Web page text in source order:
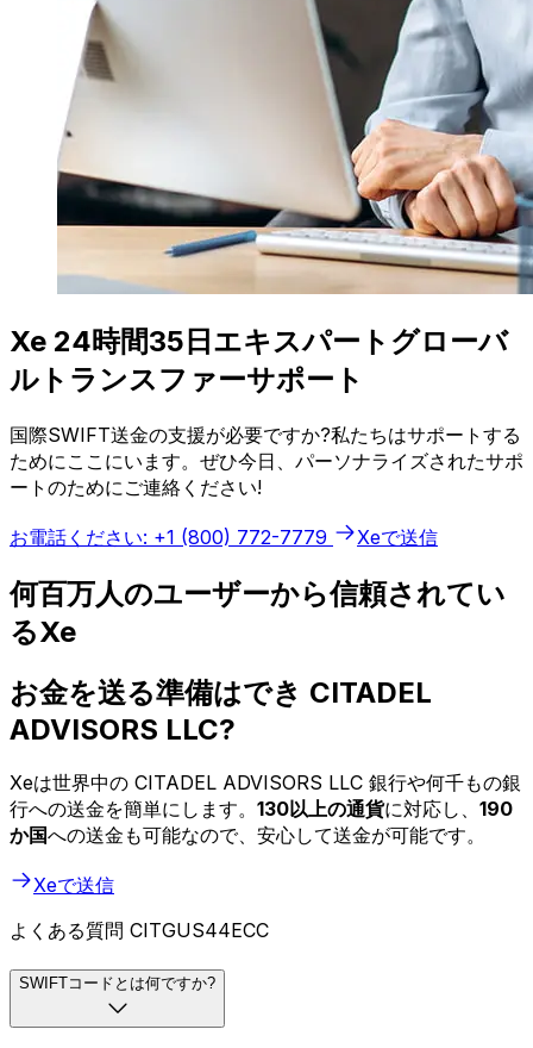
Xe 24時間35日エキスパートグローバ
ルトランスファーサポート
国際SWIFT送金の支援が必要ですか?私たちはサポートする
ためにここにいます。ぜひ今日、パーソナライズされたサポ
ートのためにご連絡ください!
お電話ください: +1 (800) 772-7779 Xeで送信
何百万人のユーザーから信頼されてい
るXe
お金を送る準備はでき CITADEL
ADVISORS LLC?
Xeは世界中の CITADEL ADVISORS LLC 銀行や何千もの銀
行への送金を簡単にします。 130以上の通貨に対応し、 190
か国への送金も可能なので、安心して送金が可能です。
Xeで送信
よくある質問 CITGUS44ECC
SWIFTコードとは何ですか?